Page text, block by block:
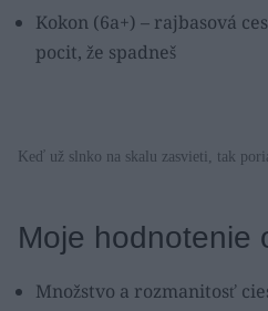
Kokon (6a+) – rajbasová
pocit, že spadneš
Keď už slnko na skalu zasvieti, tak
Moje hodnotenie
Množstvo a rozmanitosť